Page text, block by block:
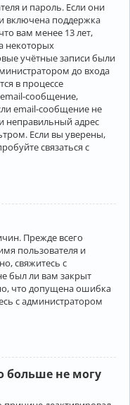
и пароль. Если они
включена поддержка
вам менее 13 лет,
некоторых
учётные записи были
до входа
в процессе
сообщение,
email-сообщение не
неправильный адрес
Если вы уверены,
связаться с
Прежде всего
пользователя и
свяжитесь с
был ли вам закрыт
что допущена ошибка
с администратором
больше не могу